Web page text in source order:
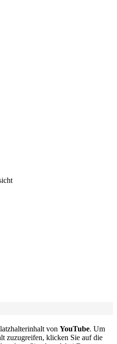
von YouTube. Um
zuzugreifen, klicken Sie auf die